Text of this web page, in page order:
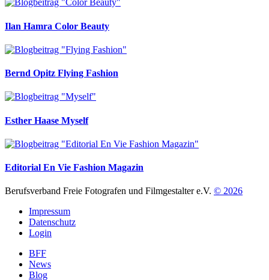
Ilan Hamra Color Beauty
Bernd Opitz Flying Fashion
Esther Haase Myself
Editorial En Vie Fashion Magazin
Berufsverband Freie Fotografen und Filmgestalter e.V. © 2026
Impressum
Datenschutz
Login
BFF
News
Blog